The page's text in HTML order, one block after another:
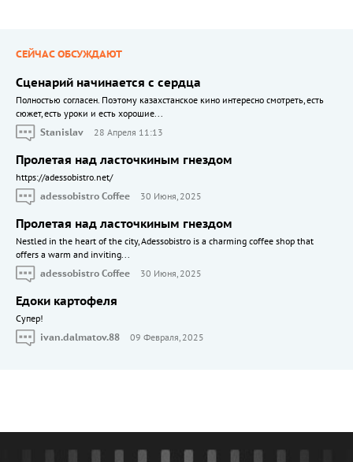
СЕЙЧАС ОБСУЖДАЮТ
Сценарий начинается с сердца
Полностью согласен. Поэтому казахстанское кино интересно смотреть, есть
сюжет, есть уроки и есть хорошие...
Stanislav
28 Апреля 11:13
Пролетая над ласточкиным гнездом
https://adessobistro.net/
adessobistro Coffee
30 Июня, 2025
Пролетая над ласточкиным гнездом
Nestled in the heart of the city, Adessobistro is a charming coffee shop that
offers a warm and inviting...
adessobistro Coffee
30 Июня, 2025
Едоки картофеля
Cупер!
ivan.dalmatov.88
09 Февраля, 2025